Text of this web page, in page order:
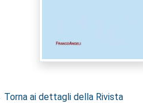
Torna ai dettagli della Rivista